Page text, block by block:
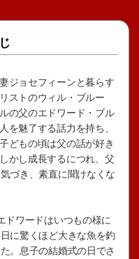
ジョセフィーンと暮らす
ストのウィル・ブルー
の父のエドワード・ブル
を魅了する話力を持ち、
どもの頃は父の話が好き
かし成長するにつれ、父
づき、素直に聞けなくな
ドワードはいつもの様に
に驚くほど大きな魚を釣
。息子の結婚式の日でさ